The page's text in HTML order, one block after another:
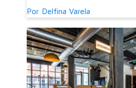
Por Delfina Varela